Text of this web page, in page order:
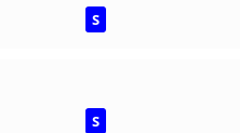
S
S